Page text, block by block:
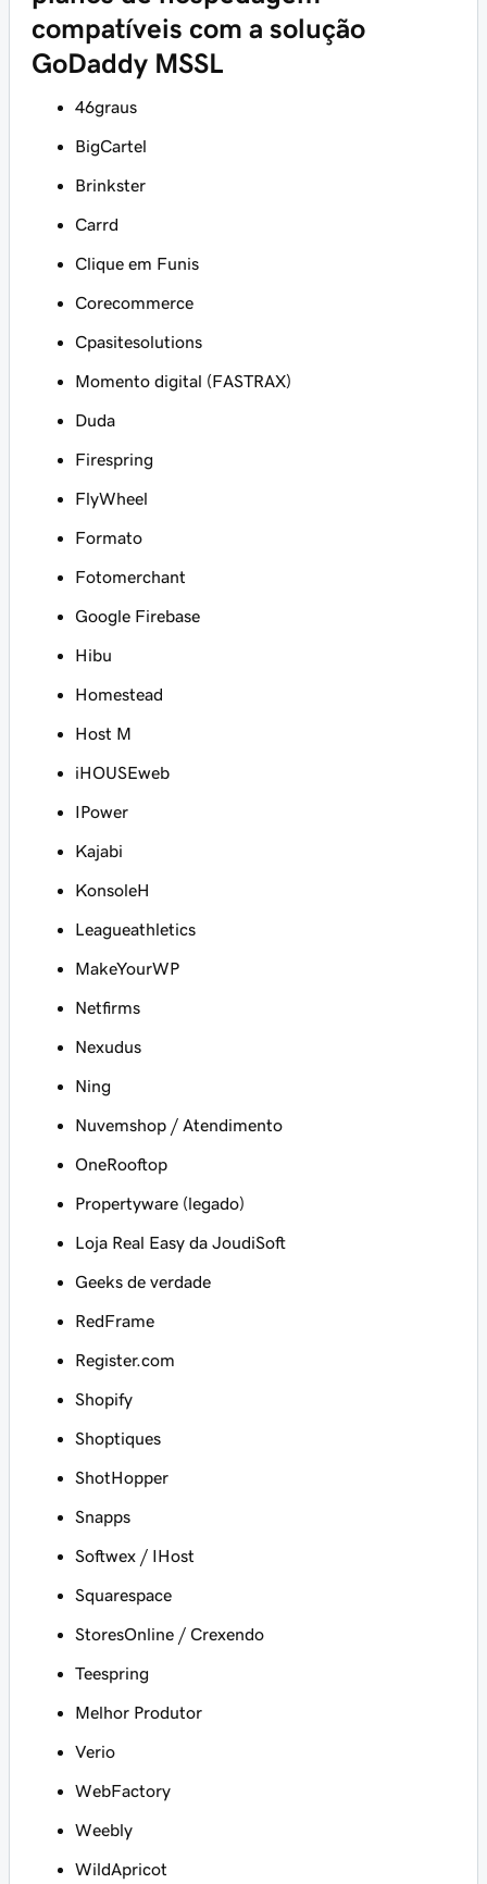
compatíveis com a solução
GoDaddy MSSL
46graus
BigCartel
Brinkster
Carrd
Clique em Funis
Corecommerce
Cpasitesolutions
Momento digital (FASTRAX)
Duda
Firespring
FlyWheel
Formato
Fotomerchant
Google Firebase
Hibu
Homestead
Host M
iHOUSEweb
IPower
Kajabi
KonsoleH
Leagueathletics
MakeYourWP
Netfirms
Nexudus
Ning
Nuvemshop / Atendimento
OneRooftop
Propertyware (legado)
Loja Real Easy da JoudiSoft
Geeks de verdade
RedFrame
Register.com
Shopify
Shoptiques
ShotHopper
Snapps
Softwex / IHost
Squarespace
StoresOnline / Crexendo
Teespring
Melhor Produtor
Verio
WebFactory
Weebly
WildApricot